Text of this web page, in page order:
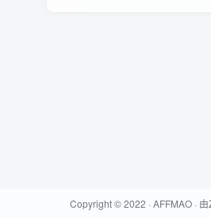
Copyright © 2022 · AFFMAO· 由